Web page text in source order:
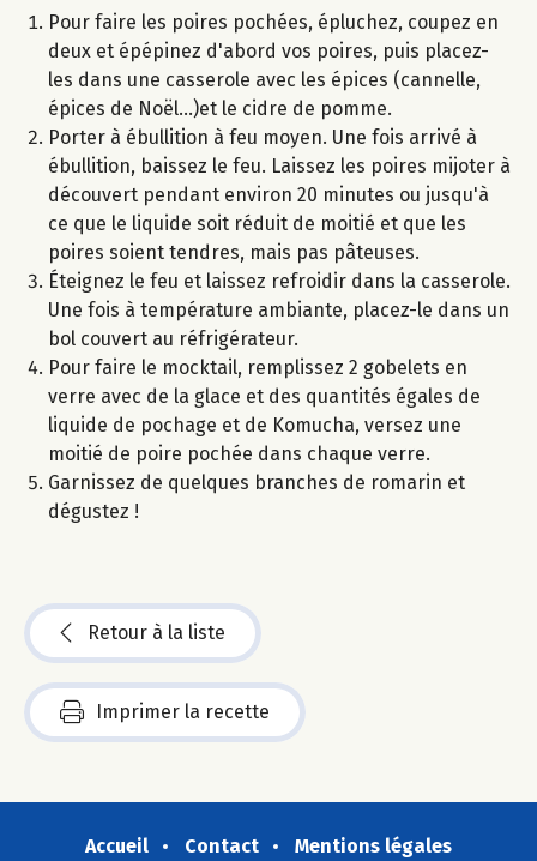
Pour faire les poires pochées, épluchez, coupez en
deux et épépinez d'abord vos poires, puis placez-
les dans une casserole avec les épices (cannelle,
épices de Noël...)et le cidre de pomme.
Porter à ébullition à feu moyen. Une fois arrivé à
ébullition, baissez le feu. Laissez les poires mijoter à
découvert pendant environ 20 minutes ou jusqu'à
ce que le liquide soit réduit de moitié et que les
poires soient tendres, mais pas pâteuses.
Éteignez le feu et laissez refroidir dans la casserole.
Une fois à température ambiante, placez-le dans un
bol couvert au réfrigérateur.​
Pour faire le mocktail, remplissez 2 gobelets en
verre avec de la glace et des quantités égales de
liquide de pochage et de Komucha, versez une
moitié de poire pochée dans chaque verre.
Garnissez de quelques branches de romarin et
dégustez !​
Retour à la liste
Imprimer la recette
Accueil Contact
Mentions légales